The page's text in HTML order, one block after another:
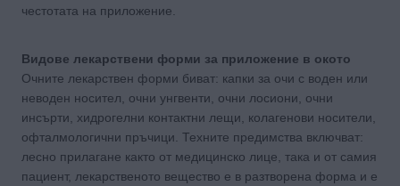
честотата на приложение.
Видове лекарствени форми за приложение в окото
Очните лекарствен форми биват: капки за очи с воден или
неводен носител, очни унгвенти, очни лосиони, очни
инсърти, хидрогелни контактни лещи, колагенови носители,
офталмологични пръчици. Техните предимства включват:
лесно прилагане както от медицинско лице, така и от самия
пациент, лекарственото вещество е в разтворена форма и е